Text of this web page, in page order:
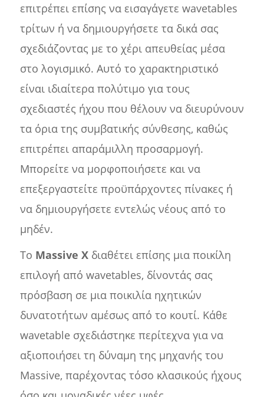
επιτρέπει επίσης να εισαγάγετε wavetables
τρίτων ή να δημιουργήσετε τα δικά σας
σχεδιάζοντας με το χέρι απευθείας μέσα
στο λογισμικό. Αυτό το χαρακτηριστικό
είναι ιδιαίτερα πολύτιμο για τους
σχεδιαστές ήχου που θέλουν να διευρύνουν
τα όρια της συμβατικής σύνθεσης, καθώς
επιτρέπει απαράμιλλη προσαρμογή.
Μπορείτε να μορφοποιήσετε και να
επεξεργαστείτε προϋπάρχοντες πίνακες ή
να δημιουργήσετε εντελώς νέους από το
μηδέν.
Το Massive Xδιαθέτει επίσης μια ποικίλη
επιλογή από wavetables, δίνοντάς σας
πρόσβαση σε μια ποικιλία ηχητικών
δυνατοτήτων αμέσως από το κουτί. Κάθε
wavetable σχεδιάστηκε περίτεχνα για να
αξιοποιήσει τη δύναμη της μηχανής του
Massive, παρέχοντας τόσο κλασικούς ήχους